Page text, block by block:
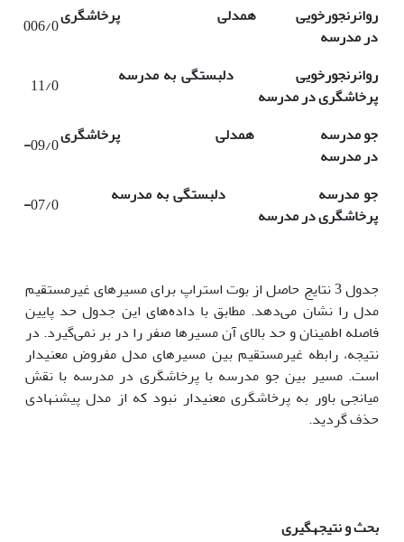
روان­رنجورخویی همدلی پرخاشگری
در مدرسه
006/0
روان­رنجورخویی دلبستگی به مدرسه
پرخاشگری در مدرسه
11/0
جو مدرسه همدلی پرخاشگری
در مدرسه
09/0
-
جو مدرسه دلبستگی به مدرسه
پرخاشگری در مدرسه
07/0
-
جدول 3 نتایج حاصل از بوت استراپ برای مسیرهای غیرمستقیم
مدل را نشان می‌دهد. مطابق با داده‌های این جدول حد پایین
فاصله اطمینان و حد بالای آن مسیرها صفر را در بر نمی‌گیرد. در
نتیجه، رابطه غیرمستقیم بین مسیرهای مدل مفروض معنی­دار
است. مسیر بین جو مدرسه با پرخاشگری در مدرسه با نقش
میانجی باور به پرخاشگری معنی­دار نبود که از مدل پیشنهادی
حذف گردید.
بحث و نتیجه­گیری